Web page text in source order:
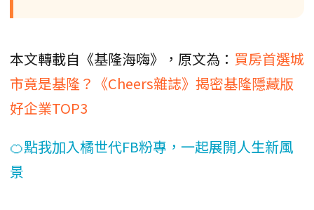
本文轉載自《基隆海嗨》，原文為： 買房首選城
市竟是基隆？《Cheers雜誌》揭密基隆隱藏版
好企業TOP3
🍊點我加入橘世代FB粉專，一起展開人生新風
景